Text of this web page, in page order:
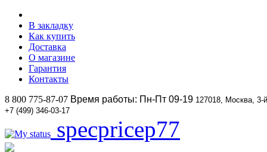
В закладку
Как купить
Доставка
О магазине
Гарантия
Контакты
8 800 775-87-07 Время работы: Пн-Пт 09-19 127018, Москва,
+7 (499) 346-03-17
specpricep77